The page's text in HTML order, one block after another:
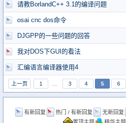
请教BorlandC++ 3.1的编译问题
osai cnc dos命令
DJGPP的一些问题的回答
我对DOS下GUI的看法
汇编语言编译器使用4
上一页 1 3 4 5 6
有新回复 热门 / 有新回复 无新回复